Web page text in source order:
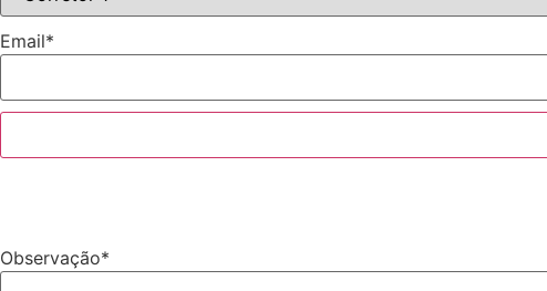
Email*
Observação*